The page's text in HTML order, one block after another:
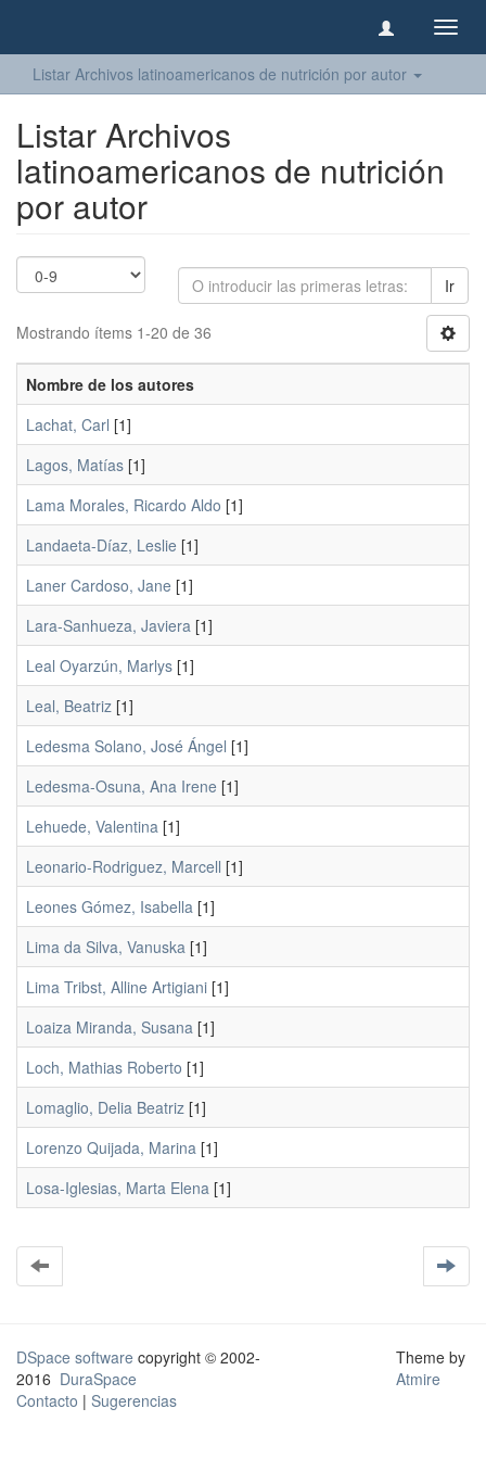
Listar Archivos latinoamericanos de nutrición por autor
Listar Archivos
latinoamericanos de nutrición
por autor
Ir
Mostrando ítems 1-20 de 36
Nombre de los autores
Lachat, Carl [1]
Lagos, Matías [1]
Lama Morales, Ricardo Aldo [1]
Landaeta-Díaz, Leslie [1]
Laner Cardoso, Jane [1]
Lara-Sanhueza, Javiera [1]
Leal Oyarzún, Marlys [1]
Leal, Beatriz [1]
Ledesma Solano, José Ángel [1]
Ledesma-Osuna, Ana Irene [1]
Lehuede, Valentina [1]
Leonario-Rodriguez, Marcell [1]
Leones Gómez, Isabella [1]
Lima da Silva, Vanuska [1]
Lima Tribst, Alline Artigiani [1]
Loaiza Miranda, Susana [1]
Loch, Mathias Roberto [1]
Lomaglio, Delia Beatriz [1]
Lorenzo Quijada, Marina [1]
Losa-Iglesias, Marta Elena [1]
DSpace software copyright © 2002-
2016 DuraSpace
Contacto | Sugerencias
Theme by
Atmire